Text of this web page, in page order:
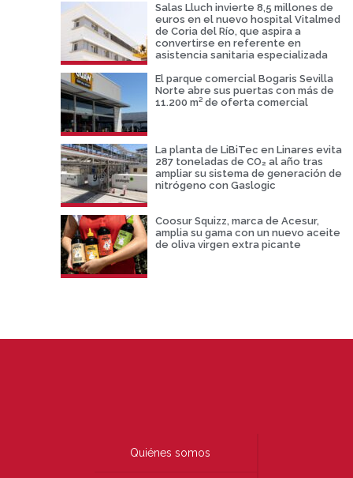
Salas Lluch invierte 8,5 millones de
euros en el nuevo hospital Vitalmed
de Coria del Río, que aspira a
convertirse en referente en
asistencia sanitaria especializada
El parque comercial Bogaris Sevilla
Norte abre sus puertas con más de
11.200 m² de oferta comercial
La planta de LiBiTec en Linares evita
287 toneladas de CO₂ al año tras
ampliar su sistema de generación de
nitrógeno con Gaslogic
Coosur Squizz, marca de Acesur,
amplia su gama con un nuevo aceite
de oliva virgen extra picante
Quiénes somos